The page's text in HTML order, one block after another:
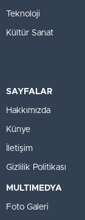
Teknoloji
Kültür Sanat
SAYFALAR
Hakkımızda
Künye
İletişim
Gizlilik Politikası
MULTIMEDYA
Foto Galeri